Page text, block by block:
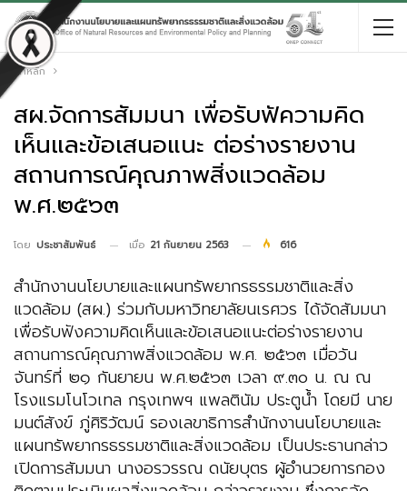
หน้าหลัก
สผ.จัดการสัมมนา เพื่อรับฟัความคิด
เห็นและข้อเสนอแนะ ต่อร่างรายงาน
สถานการณ์คุณภาพสิ่งแวดล้อม
พ.ศ.๒๕๖๓
โดย ประชาสัมพันธ์ เมื่อ 21 กันยายน 2563 616
สำนักงานนโยบายและแผนทรัพยากรธรรมชาติและสิ่ง
แวดล้อม (สผ.) ร่วมกับมหาวิทยาลัยนเรศวร ได้จัดสัมมนา
เพื่อรับฟังความคิดเห็นและข้อเสนอแนะต่อร่างรายงาน
สถานการณ์คุณภาพสิ่งแวดล้อม พ.ศ. ๒๕๖๓ เมื่อวัน
จันทร์ที่ ๒๑ กันยายน พ.ศ.๒๕๖๓ เวลา ๙.๓๐ น. ณ ณ
โรงแรมโนโวเทล กรุงเทพฯ แพลตินัม ประตูน้ำ โดยมี นาย
มนต์สังข์ ภู่ศิริวัฒน์ รองเลขาธิการสำนักงานนโยบายและ
แผนทรัพยากรธรรมชาติและสิ่งแวดล้อม เป็นประธานกล่าว
เปิดการสัมมนา นางอรวรรณ ดนัยบุตร ผู้อำนวยการกอง